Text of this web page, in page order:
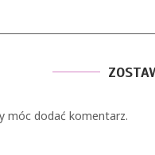
móc dodać komentarz.